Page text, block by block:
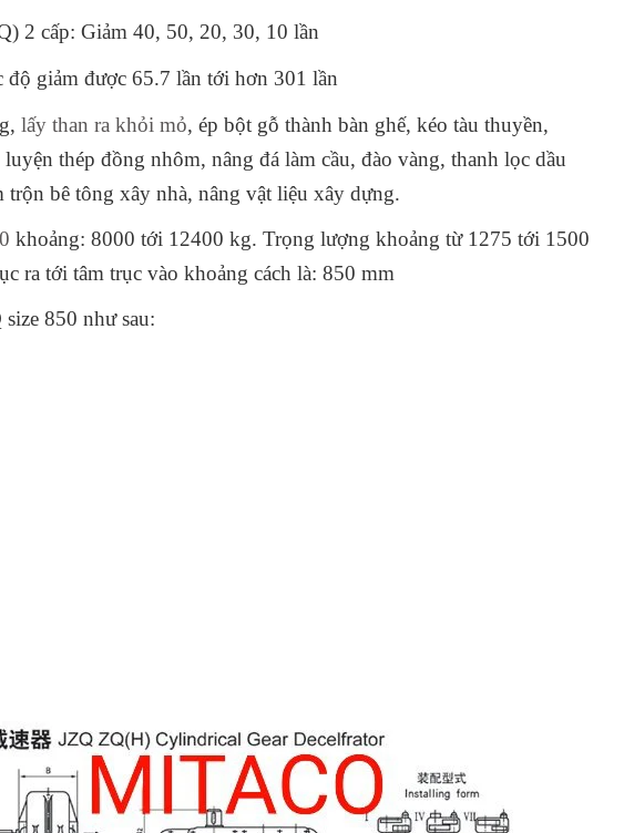
2 cấp: Giảm 40, 50, 20, 30, 10 lần
giảm được 65.7 lần tới hơn 301 lần
lấy than ra khỏi mỏ, ép bột gỗ thành bàn ghế, kéo tàu thuyền,
thép đồng nhôm, nâng đá làm cầu, đào vàng, thanh lọc dầu
bê tông xây nhà, nâng vật liệu xây dựng.
khoảng: 8000 tới 12400 kg. Trọng lượng khoảng từ 1275 tới 1500
ra tới tâm trục vào khoảng cách là: 850 mm
850 như sau: